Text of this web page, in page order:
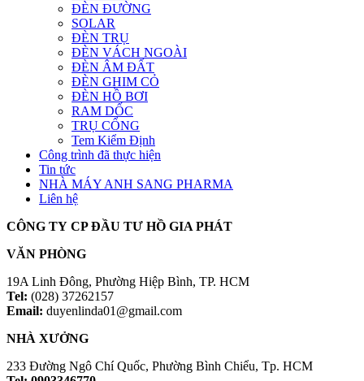
ĐÈN ĐƯỜNG
SOLAR
ĐÈN TRỤ
ĐÈN VÁCH NGOÀI
ĐÈN ÂM ĐẤT
ĐÈN GHIM CỎ
ĐÈN HỒ BƠI
RAM DỐC
TRỤ CỔNG
Tem Kiểm Định
Công trình đã thực hiện
Tin tức
NHÀ MÁY ANH SANG PHARMA
Liên hệ
CÔNG TY CP ĐẦU TƯ HỒ GIA PHÁT
VĂN PHÒNG
19A Linh Đông, Phường Hiệp Bình, TP. HCM
Tel: (028) 37262157
Email: duyenlinda01@gmail.com
NHÀ XƯỞNG
233 Đường Ngô Chí Quốc, Phường Bình Chiểu, Tp. HCM